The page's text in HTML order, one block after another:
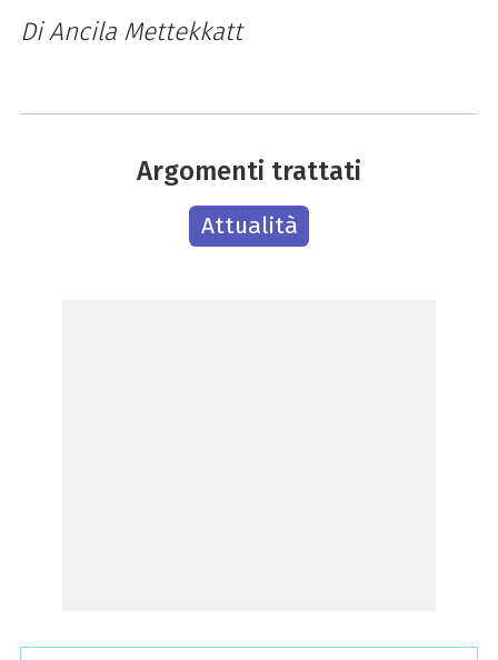
Di Ancila Mettekkatt
Argomenti trattati
Attualità